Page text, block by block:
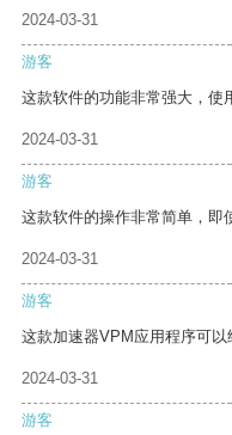
2024-03-31
游客
这款软件的功能非常强大，使
2024-03-31
游客
这款软件的操作非常简单，即
2024-03-31
游客
这款加速器VPM应用程序可以
2024-03-31
游客